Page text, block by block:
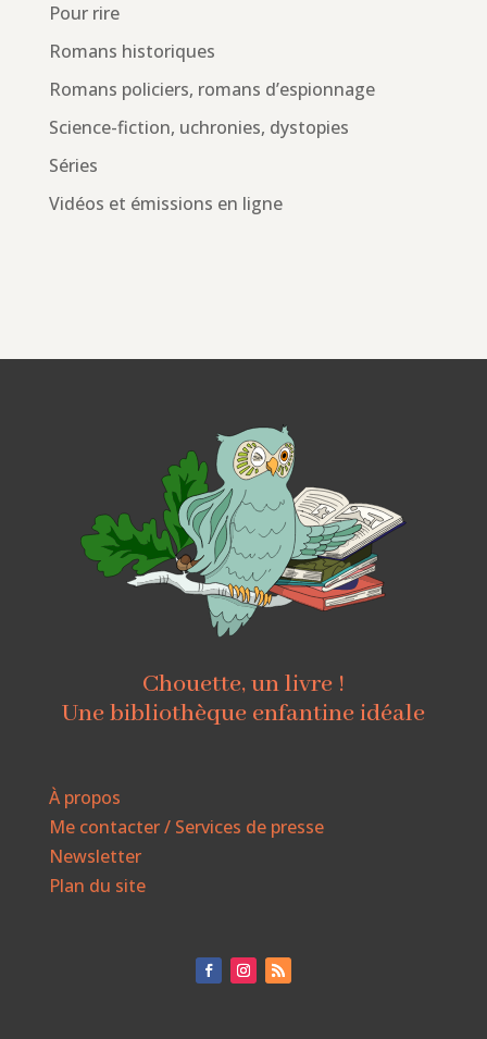
Pour rire
Romans historiques
Romans policiers, romans d’espionnage
Science-fiction, uchronies, dystopies
Séries
Vidéos et émissions en ligne
Chouette, un livre !
Une bibliothèque enfantine idéale
À propos
Me contacter / Services de presse
Newsletter
Plan du site